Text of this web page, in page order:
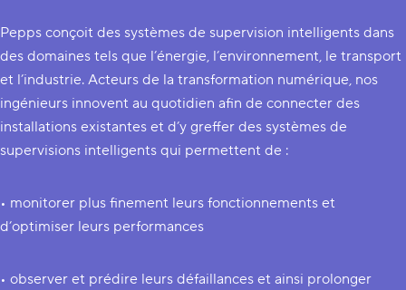
Pepps conçoit des systèmes de supervision intelligents dans
des domaines tels que l’énergie, l’environnement, le transport
et l’industrie. Acteurs de la transformation numérique, nos
ingénieurs innovent au quotidien afin de connecter des
installations existantes et d’y greffer des systèmes de
supervisions intelligents qui permettent de :
• monitorer plus finement leurs fonctionnements et
d’optimiser leurs performances
• observer et prédire leurs défaillances et ainsi prolonger